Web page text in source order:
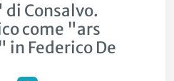
Consalvo.
come "ars
Federico De